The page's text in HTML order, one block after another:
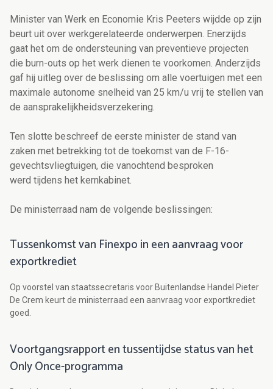
Minister van Werk en Economie Kris Peeters wijdde op zijn
beurt uit over werkgerelateerde onderwerpen. Enerzijds
gaat het om de ondersteuning van preventieve projecten
die burn-outs op het werk dienen te voorkomen. Anderzijds
gaf hij uitleg over de beslissing om alle voertuigen met een
maximale autonome snelheid van 25 km/u vrij te stellen van
de aansprakelijkheidsverzekering.
Ten slotte beschreef de eerste minister de stand van
zaken met betrekking tot de toekomst van de F-16-
gevechtsvliegtuigen, die vanochtend besproken
werd tijdens het kernkabinet.
De ministerraad nam de volgende beslissingen:
Tussenkomst van Finexpo in een aanvraag voor
exportkrediet
Op voorstel van staatssecretaris voor Buitenlandse Handel Pieter
De Crem keurt de ministerraad een aanvraag voor exportkrediet
goed.
Voortgangsrapport en tussentijdse status van het
Only Once-programma